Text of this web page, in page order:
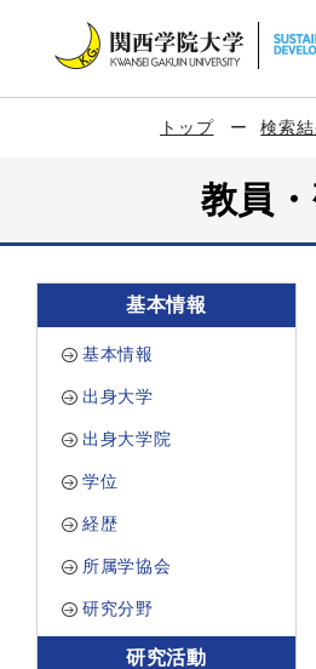
トップ 検索
教員
基本情報
基本情報
出身大学
出身大学院
学位
経歴
所属学協会
研究分野
研究活動